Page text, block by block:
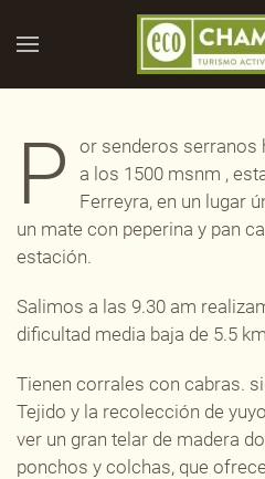
Skip to main content
P
or senderos serranos
a los 1500 msnm ,
Ferreyra, en un lugar
un mate con peperina y pan
estación.
Salimos a las 9.30 am
dificultad media baja de 5.5
Tienen corrales con cabras.
Tejido y la recolección de
ver un gran telar de madera
ponchos y colchas, que